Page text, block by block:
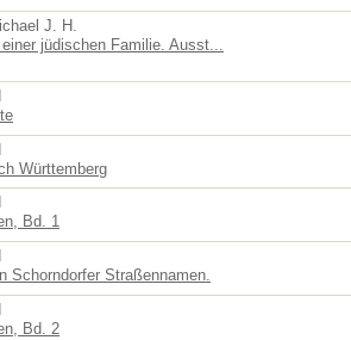
J. H.
jüdischen Familie. Ausst...
Württemberg
Bd. 1
Schorndorfer Straßennamen.
Bd. 2